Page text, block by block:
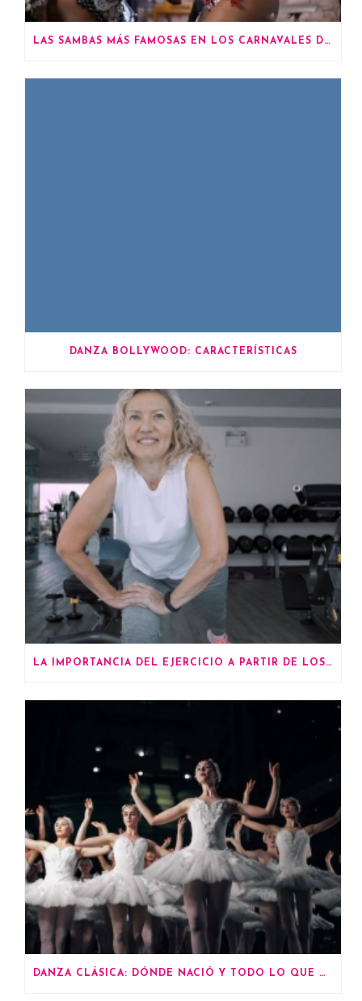
LAS SAMBAS MÁS FAMOSAS EN LOS CARNAVALES DE RÍO
DANZA BOLLYWOOD: CARACTERÍSTICAS
LA IMPORTANCIA DEL EJERCICIO A PARTIR DE LOS 60 AÑOS
DANZA CLÁSICA: DÓNDE NACIÓ Y TODO LO QUE DEBES SABER